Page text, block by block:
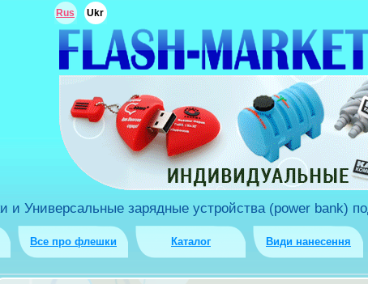
Универсальные зарядные устройства (power bank)
Все про флешки Каталог Види нанесення
Rus Ukr